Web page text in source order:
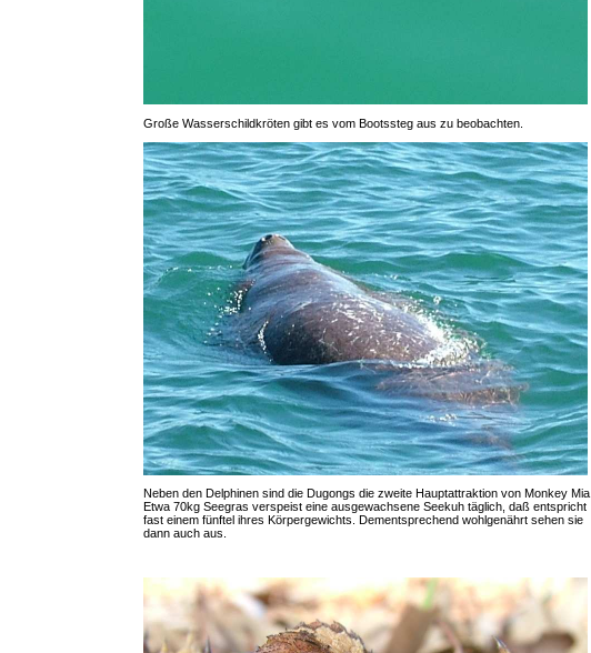
Große Wasserschildkröten gibt es vom Bootssteg aus zu beobachten.
Neben den Delphinen sind die Dugongs die zweite Hauptattraktion von Monkey Mia.
Etwa 70kg Seegras verspeist eine ausgewachsene Seekuh täglich, daß entspricht
fast einem fünftel ihres Körpergewichts. Dementsprechend wohlgenährt sehen sie
dann auch aus.